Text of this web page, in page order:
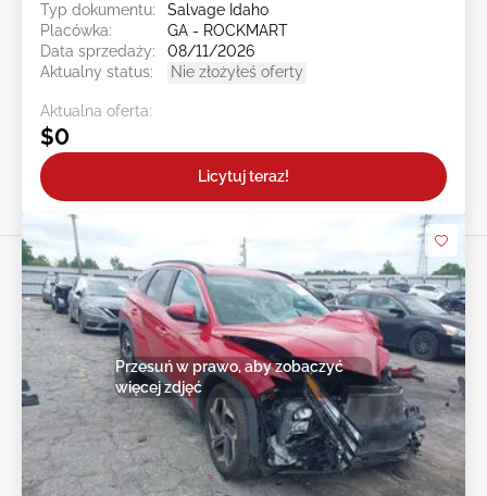
Typ dokumentu:
Salvage Idaho
Placówka:
GA - ROCKMART
Data sprzedaży:
08/11/2026
Aktualny status:
Nie złożyłeś oferty
Aktualna oferta:
$0
Licytuj teraz!
Przesuń w prawo, aby zobaczyć
więcej zdjęć